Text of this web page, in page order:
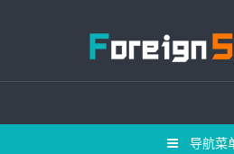
导航菜